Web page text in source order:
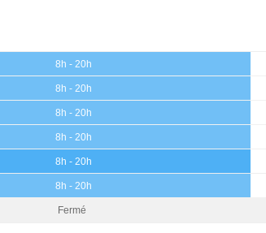
8h - 20h
8h - 20h
8h - 20h
8h - 20h
8h - 20h
8h - 20h
Fermé